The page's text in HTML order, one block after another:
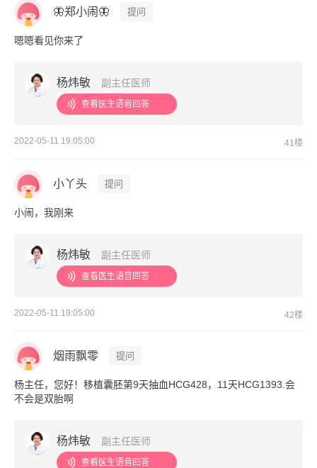
🦋郑小闹🦋 提问
嗯嗯看见你来了
杨炜敏 副主任医师
查看医生语音回答
2022-05-11 19:05:00 41楼
小丫头 提问
小闹，我刚来
杨炜敏 副主任医师
查看医生语音回答
2022-05-11 19:05:00 42楼
烟雨飘零 提问
杨主任，您好！移植囊胚第9天抽血HCG428，11天HCG1393.会
不会是双胎啊
杨炜敏 副主任医师
查看医生语音回答